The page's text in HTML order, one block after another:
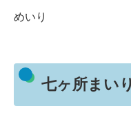
めいり
七ヶ所まい